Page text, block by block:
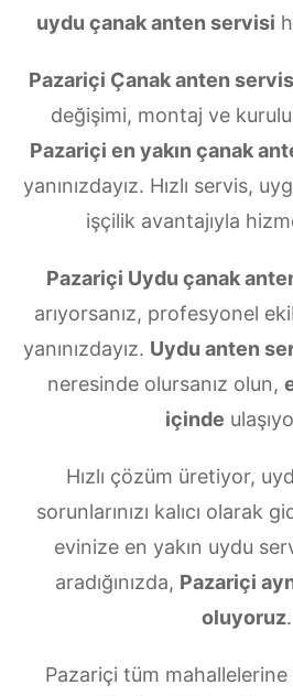
uydu çanak anten servisi
Pazariçi Çanak anten
değişimi, montaj ve
Pazariçi en yakın çanak
yanınızdayız. Hızlı servis,
işçilik avantajıyla
Pazariçi Uydu çanak
arıyorsanız, profesyonel
yanınızdayız. Uydu anten
neresinde olursanız olun,
içinde
Hızlı çözüm üretiyor,
sorunlarınızı kalıcı olarak
evinize en yakın uydu
aradığınızda, Pazariçi
oluyoruz.
Pazariçi tüm